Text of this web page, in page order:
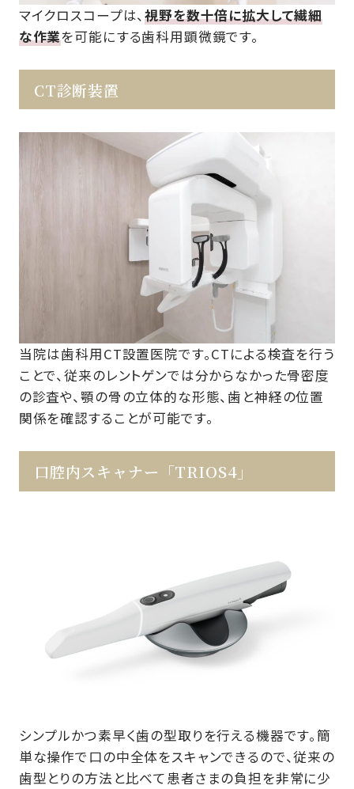
マイクロスコープは、視野を数十倍に拡大して繊細
な作業を可能にする歯科用顕微鏡です。
CT診断装置
当院は歯科用CT設置医院です。CTによる検査を行う
ことで、従来のレントゲンでは分からなかった骨密度
の診査や、顎の骨の立体的な形態、歯と神経の位置
関係を確認することが可能です。
口腔内スキャナー「TRIOS4」
シンプルかつ素早く歯の型取りを行える機器です。簡
単な操作で口の中全体をスキャンできるので、従来の
歯型とりの方法と比べて患者さまの負担を非常に少